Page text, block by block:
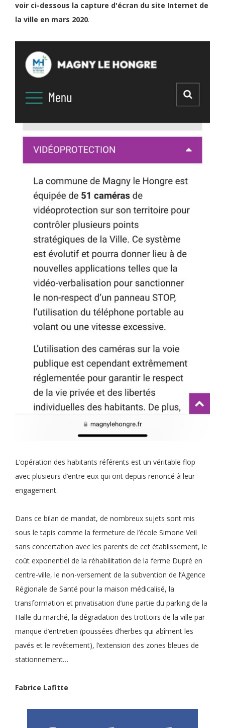
voir ci-dessous la capture d'écran du site Internet de
la ville en mars 2020.
L’opération des habitants référents est un véritable flop
avec plusieurs d’entre eux qui ont depuis renoncé à leur
engagement.
Dans ce bilan de mandat, de nombreux sujets sont mis
sous le tapis comme la fermeture de l’école Simone Veil
sans concertation avec les parents de cet établissement, le
coût exponentiel de la réhabilitation de la ferme Dupré en
centre-ville, le non-versement de la subvention de l’Agence
Régionale de Santé pour la maison médicalisé, la
transformation et privatisation d’une partie du parking de la
Halle du marché, la dégradation des trottoirs de la ville par
manque d’entretien (poussées d’herbes qui abîment les
pavés et le revêtement), l’extension des zones bleues de
stationnement…
Fabrice Lafitte